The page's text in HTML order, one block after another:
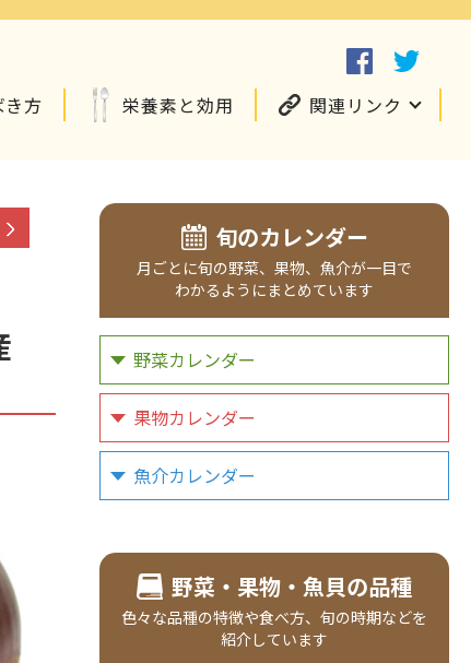
き方 栄養素と効用 関連リンク
旬のカレンダー
月ごとに旬の野菜、 果物、 魚介が一目で
わかるようにまとめています
野菜カレンダー
果物カレンダー
魚介カレンダー
野菜・果物・魚貝の品種
色々な品種の特徴や食べ方、 旬の時期などを
紹介しています